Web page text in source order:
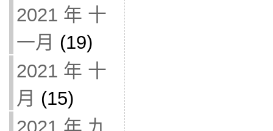
2021 年 十
一月 (19)
2021 年 十
月 (15)